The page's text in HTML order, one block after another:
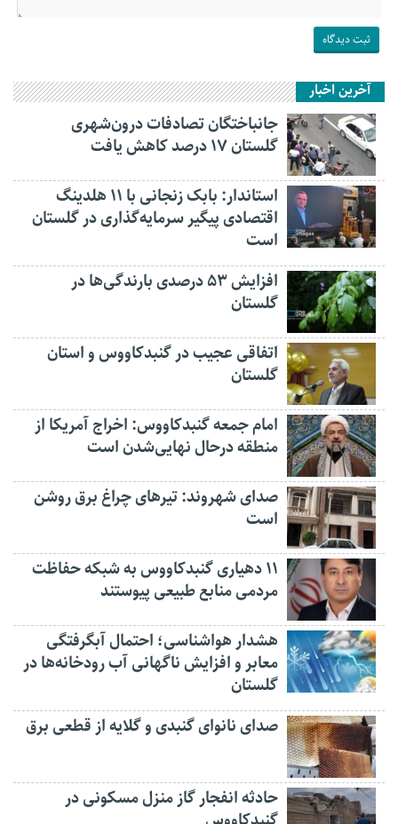
آخرین اخبار
جانباختگان تصادفات درون‌شهری
گلستان ۱۷ درصد کاهش یافت
استاندار: بابک زنجانی با ۱۱ هلدینگ
اقتصادی پیگیر سرمایه‌گذاری در گلستان
است
افزایش ۵۳ درصدی بارندگی‌ها در
گلستان
اتفاقی عجیب در‌ گنبدکاووس و استان
گلستان
امام جمعه گنبدکاووس: اخراج آمریکا از
منطقه درحال نهایی‌شدن است
صدای شهروند: تیرهای چراغ برق روشن
است
۱۱ دهیاری گنبدکاووس به شبکه حفاظت
مردمی منابع طبیعی پیوستند
هشدار هواشناسی؛ احتمال آبگرفتگی
معابر و افزایش ناگهانی آب رودخانه‌ها در
گلستان
صدای نانوای گنبدی و گلایه از قطعی برق
حادثه انفجار گاز منزل مسکونی در